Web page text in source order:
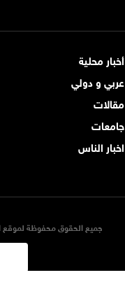
أخبار محلية
عربي و دولي
مقالات
جامعات
اخبار الناس
جميع الحقوق محفوظة لموقع